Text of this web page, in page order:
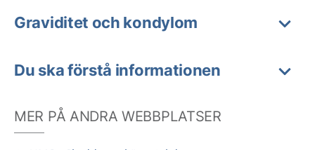
Graviditet och kondylom
Du ska förstå informationen
MER PÅ ANDRA WEBBPLATSER